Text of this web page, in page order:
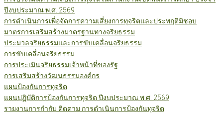
ปีงบประมาณ พ.ศ. 2569
การดำเนินการเพื่อจัดการความเสี่ยงการทุจริตและประพฤติมิชอบ
มาตรการเสริมสร้างมาตรฐานทางจริยธรรม
ประมวลจริยธรรมและการขับเคลื่อนจริยธรรม
การขับเคลื่อนจริยธรรม
การประเมินจริยธรรมเจ้าหน้าที่ของรัฐ
การเสริมสร้างวัฒนธรรมองค์กร
แผนป้องกันการทุจริต
แผนปฏิบัติการป้องกันการทุจริต ปีงบประมาณ พ.ศ. 2569
รายงานการกำกับ ติดตาม การดำเนินการป้องกันทุจริต